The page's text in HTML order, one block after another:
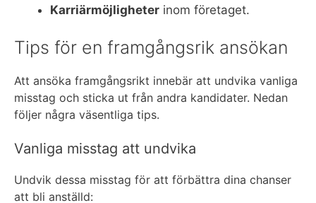
Karriärmöjligheter inom företaget.
Tips för en framgångsrik ansökan
Att ansöka framgångsrikt innebär att undvika vanliga
misstag och sticka ut från andra kandidater. Nedan
följer några väsentliga tips.
Vanliga misstag att undvika
Undvik dessa misstag för att förbättra dina chanser
att bli anställd: